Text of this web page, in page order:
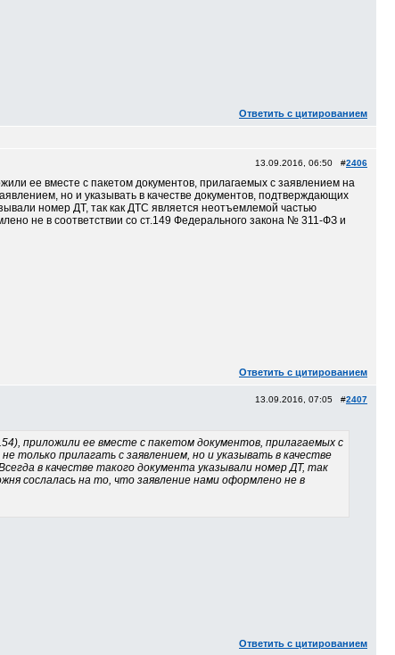
Ответить с цитированием
13.09.2016, 06:50 #2406
ее вместе с пакетом документов, прилагаемых с заявлением на
но и указывать в качестве документов, подтверждающих
номер ДТ, так как ДТС является неотъемлемой частью
не в соответствии со ст.149 Федерального закона № 311-ФЗ и
Ответить с цитированием
13.09.2016, 07:05 #2407
приложили ее вместе с пакетом документов, прилагаемых с
только прилагать с заявлением, но и указывать в качестве
в качестве такого документа указывали номер ДТ, так
сослалась на то, что заявление нами оформлено не в
Ответить с цитированием